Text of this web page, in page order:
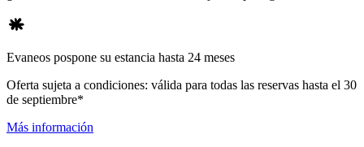
Evaneos pospone su estancia hasta 24 meses
Oferta sujeta a condiciones: válida para todas las reservas hasta el 30
de septiembre*
Más información